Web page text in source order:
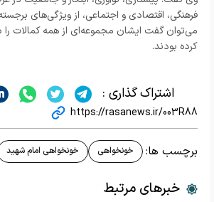
فرهنگی، اقتصادی و اجتماعی، از ویژگی‌های
می‌توان گفت ایشان مجموعه‌ای از همه کمالات
کرده بودند.
اشتراک گذاری :
https://rasanews.ir/003R88
برچسب ها: خونخواهی خونخواهی امام شهید
خبرهای مرتبط